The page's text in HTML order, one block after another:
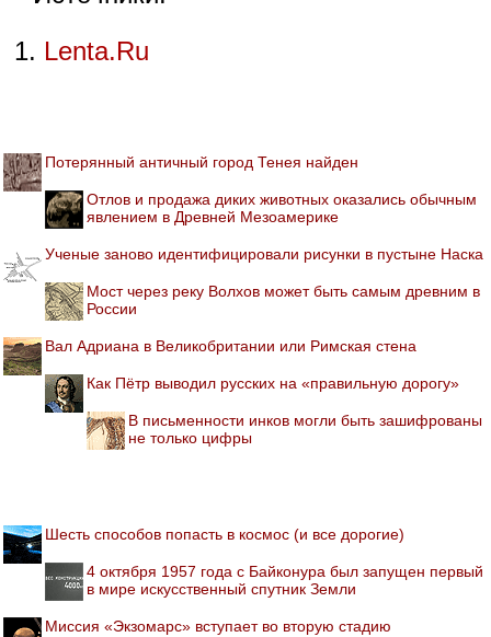
Lenta.Ru
Потерянный античный город Тенея найден
Отлов и продажа диких животных оказались обычным
явлением в Древней Мезоамерике
Ученые заново идентифицировали рисунки в пустыне Наска
Мост через реку Волхов может быть самым древним в
России
Вал Адриана в Великобритании или Римская стена
Как Пётр выводил русских на «правильную дорогу»
В письменности инков могли быть зашифрованы
не только цифры
Шесть способов попасть в космос (и все дорогие)
4 октября 1957 года с Байконура был запущен первый
в мире искусственный спутник Земли
Миссия «Экзомарс» вступает во вторую стадию